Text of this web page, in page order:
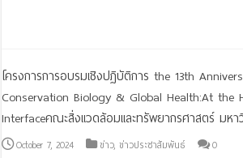
โครงการการอบรมเชิงปฏิบัติการ the 13th
Conservation Biology & Global Health:At the
Interfaceคณะสิ่งแวดล้อมและทรัพยากรศาสตร์ มห
October 7, 2024 ข่าว,ข่าวประชาสัมพันธ์ 0